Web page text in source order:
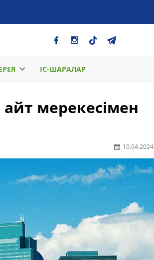
ІС-ШАРАЛАР
мерекесімен
10.04.2024